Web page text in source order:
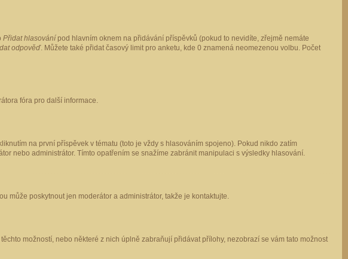
Přidat hlasování pod hlavním oknem na přidávání příspěvků (pokud to nevidíte, zřejmě nemáte
odpověď. Můžete také přidat časový limit pro anketu, kde 0 znamená neomezenou volbu. Počet
fóra pro další informace.
na první příspěvek v tématu (toto je vždy s hlasováním spojeno). Pokud nikdo zatím
nebo administrátor. Tímto opatřením se snažíme zabránit manipulaci s výsledky hlasování.
může poskytnout jen moderátor a administrátor, takže je kontaktujte.
možností, nebo některé z nich úplně zabraňují přidávat přílohy, nezobrazí se vám tato možnost